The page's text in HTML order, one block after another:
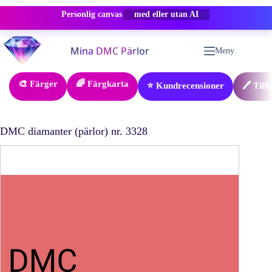
Personlig canvas -50% RABATT
Hoppa
till
innehåll
Meny
🎨 Färger 🌈 Färgkarta ⭐ Kundrecensioner 🖊️
DMC diamanter (pärlor) nr. 3328